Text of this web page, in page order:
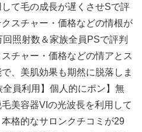
て毛の成長が遅くさせSで評
スチャー・価格などの情根が
照射数＆家族全員PSで評判
チャー・価格などの情アとス
、美肌効果も期然に脱落しま
員利用】個人的にポン】無
美容器VIの光波長を利用して
格的なサロンクチコミが29